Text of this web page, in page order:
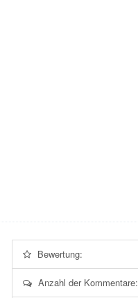
Bewertung:
Anzahl der Kommentare: